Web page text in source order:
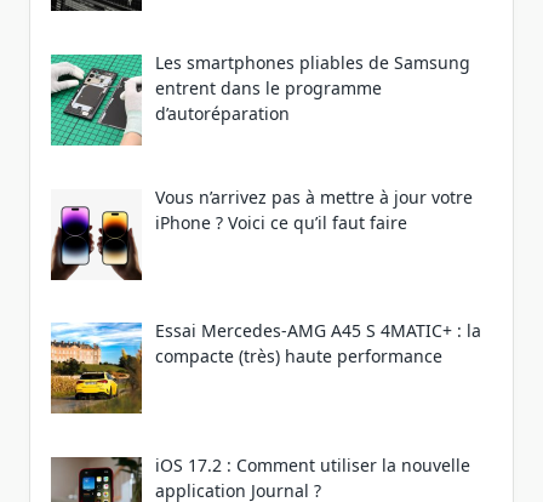
Les smartphones pliables de Samsung
entrent dans le programme
d’autoréparation
Vous n’arrivez pas à mettre à jour votre
iPhone ? Voici ce qu’il faut faire
Essai Mercedes-AMG A45 S 4MATIC+ : la
compacte (très) haute performance
iOS 17.2 : Comment utiliser la nouvelle
application Journal ?